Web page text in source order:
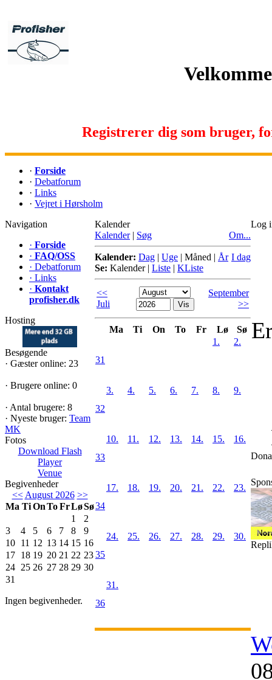
Registrerer dig som bruger,
· Forside
· Debatforum
· Links
· Vejret i Hørsholm
Navigation
· Forside
· FAQ/OSS
· Debatforum
· Links
· Kontakt
profisher.dk
Hosting
Besøgende
· Gæster online: 23
· Brugere online: 0
· Antal brugere: 8
· Nyeste bruger: Team
MK
Fotos
Download Flash
Player
Venue
Begivenheder
<< August 2026 >>
Ma Ti OnToFrLøSø
1
2
3
4 5 6 7 8
9
10 11 12 13 14 15 16
17 18 19 20 21 22 23
24 25 26 27 28 29 30
31
Ingen begivenheder.
Kalender
Kalender | Søg Om...
Kalender: Dag | Uge | Måned | År
Se: Kalender| Liste | KListe
I dag
<<
Juli
September
>>
Ma Ti On To Fr Lø Sø
31
1. 2.
32
3. 4. 5. 6. 7. 8. 9.
33
10. 11. 12. 13. 14. 15. 16.
34
17. 18. 19. 20. 21. 22. 23.
35
24. 25. 26. 27. 28. 29. 30.
36
31.
Log